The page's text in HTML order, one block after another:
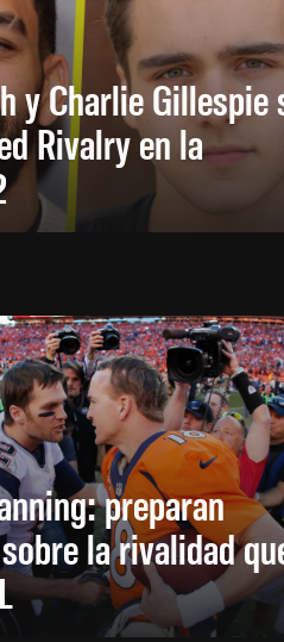
y Charlie Gillespie
Rivalry en la
preparan
la rivalidad